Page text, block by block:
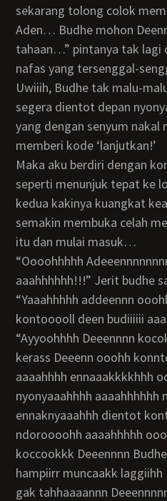
sekarang tolong colok
Aden… Budhe mohon
tahaan…” pintanya tak lagi
nafas yang tersenggal-
Uwiiih, Budhe tak malu-malu lagi meminta untuk
segera dientot depan
yang dengan senyum nakal
memberi kode ‘lanjutkan!’
Maka aku berdiri dengan kontol mengacung keras
seperti menunjuk tepat ke
kedua kakinya kuangkat
semakin membuka celah
itu dan mulai masuk…
“Oooohhhhh Adeeennnnnnnn enaakkkkkk
aaahhhhhh!!!” Jerit budhe
“Yaaahhhhh addeennn ooohhh besarnyaaahhhh
kontooooll deen budiiiiii
“Ayyoohhhh Deeennnn kocokin memek Budhe yang
kerass Deeenn ooohh
aaaahhhh ennaaakkkkhhh
nyonyaaahhhh
ennaknyaaahhh dientot
ndoroooohh aaaahhhhh
koccookkk Deeennnn
hampiirr muncaakk
gak tahhaaaannn